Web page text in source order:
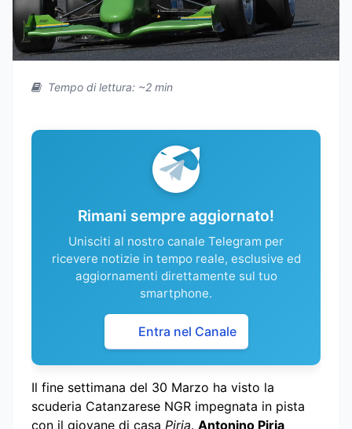
Tempo di lettura: ~2 min
Rimani sempre aggiornato!
Unisciti al nostro canale Telegram per
ricevere notizie in tempo reale, esclusive ed
aggiornamenti direttamente sul tuo
smartphone.
Entra nel Canale
Il fine settimana del 30 Marzo ha visto la
scuderia Catanzarese NGR impegnata in pista
con il giovane di casa Piria. Antonino Piria